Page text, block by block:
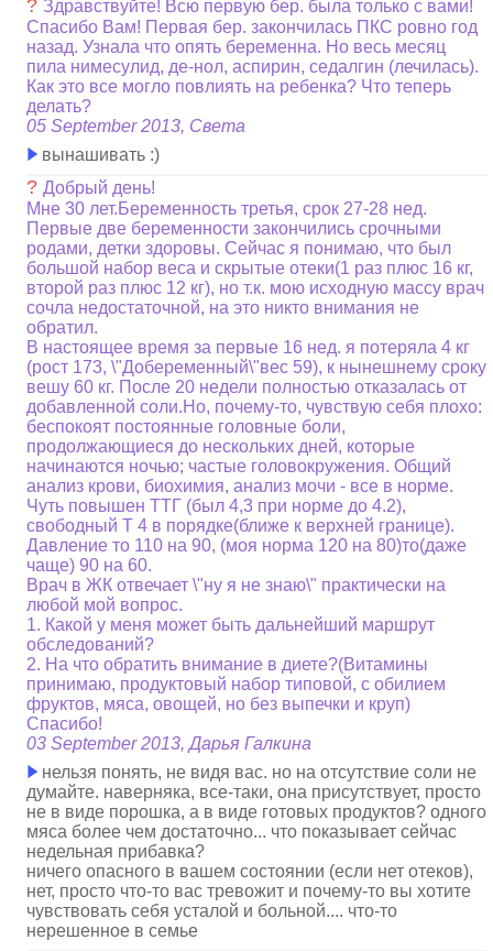
? Здравствуйте! Всю первую бер. была только с вами!
Спасибо Вам! Первая бер. закончилась ПКС ровно год
назад. Узнала что опять беременна. Но весь месяц
пила нимесулид, де-нол, аспирин, седалгин (лечилась).
Как это все могло повлиять на ребенка? Что теперь
делать?
05 September 2013, Света
вынашивать :)
?Добрый день!
Мне 30 лет.Беременность третья, срок 27-28 нед.
Первые две беременности закончились срочными
родами, детки здоровы. Сейчас я понимаю, что был
большой набор веса и скрытые отеки(1 раз плюс 16 кг,
второй раз плюс 12 кг), но т.к. мою исходную массу врач
сочла недостаточной, на это никто внимания не
обратил.
В настоящее время за первые 16 нед. я потеряла 4 кг
(рост 173, \"Добеременный\"вес 59), к нынешнему сроку
вешу 60 кг. После 20 недели полностью отказалась от
добавленной соли.Но, почему-то, чувствую себя плохо:
беспокоят постоянные головные боли,
продолжающиеся до нескольких дней, которые
начинаются ночью; частые головокружения. Общий
анализ крови, биохимия, анализ мочи - все в норме.
Чуть повышен ТТГ (был 4,3 при норме до 4.2),
свободный Т 4 в порядке(ближе к верхней границе).
Давление то 110 на 90, (моя норма 120 на 80)то(даже
чаще) 90 на 60.
Врач в ЖК отвечает \"ну я не знаю\" практически на
любой мой вопрос.
1. Какой у меня может быть дальнейший маршрут
обследований?
2. На что обратить внимание в диете?(Витамины
принимаю, продуктовый набор типовой, с обилием
фруктов, мяса, овощей, но без выпечки и круп)
Спасибо!
03 September 2013, Дарья Галкина
нельзя понять, не видя вас. но на отсутствие соли не
думайте. наверняка, все-таки, она присутствует, просто
не в виде порошка, а в виде готовых продуктов? одного
мяса более чем достаточно... что показывает сейчас
недельная прибавка?
ничего опасного в вашем состоянии (если нет отеков),
нет, просто что-то вас тревожит и почему-то вы хотите
чувствовать себя усталой и больной.... что-то
нерешенное в семье